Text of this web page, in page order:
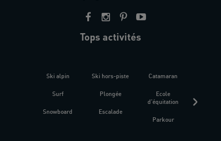
Tops activités
Ski alpin
Surf
Snowboard
Ski hors-piste
Plongée
Escalade
Catamaran
Ecole
d'équitation
Parkour